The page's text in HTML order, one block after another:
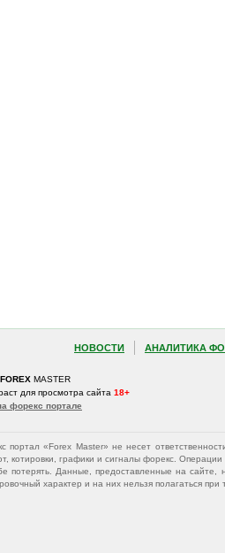
НОВОСТИ АНАЛИТИКА
FOREX MASTER
для просмотра сайта 18+
форекс портале
портал «Forex Master» не несет
котировки, графики и сигналы форекс.
потерять. Данные, предоставленные на
характер и на них нельзя полагаться при